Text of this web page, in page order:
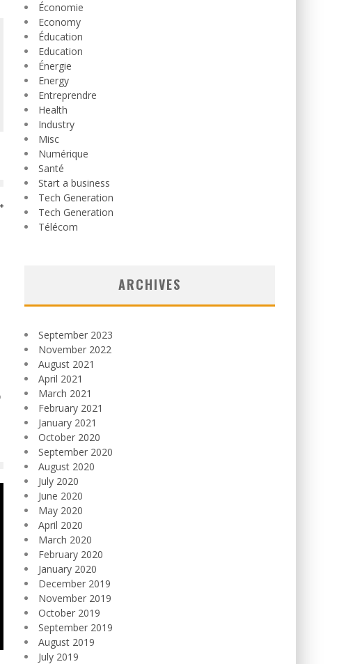
Économie
Economy
Éducation
Education
Énergie
Energy
Entreprendre
Health
Industry
Misc
Numérique
Santé
Start a business
Tech Generation
Tech Generation
Télécom
ARCHIVES
September 2023
November 2022
August 2021
April 2021
March 2021
February 2021
January 2021
October 2020
September 2020
August 2020
July 2020
June 2020
May 2020
April 2020
March 2020
February 2020
January 2020
December 2019
November 2019
October 2019
September 2019
August 2019
July 2019